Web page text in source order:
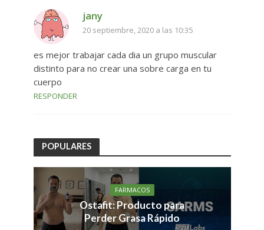
jany
20 septiembre, 2020 a las 10:35
es mejor trabajar cada dia un grupo muscular
distinto para no crear una sobre carga en tu
cuerpo
RESPONDER
POPULARES
FARMACOS
Ostafit: Producto para
Perder Grasa Rápido